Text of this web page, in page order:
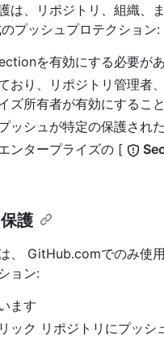
は、リポジトリ、組織、
プッシュプロテクション:
を有効にする必要が
おり、リポジトリ管理者
ズ所有者が有効にするこ
ッシュが特定の保護され
ンタープライズの [
護
、 GitHub.comでのみ使
ョン:
ます
ック リポジトリにプッ